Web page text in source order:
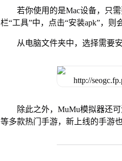
若你使用的是Mac设备，只
栏“工具”中，点击“安装apk”，则
从电脑文件夹中，选择需要
除此之外，MuMu模拟器还
等多款热门手游，新上线的手游